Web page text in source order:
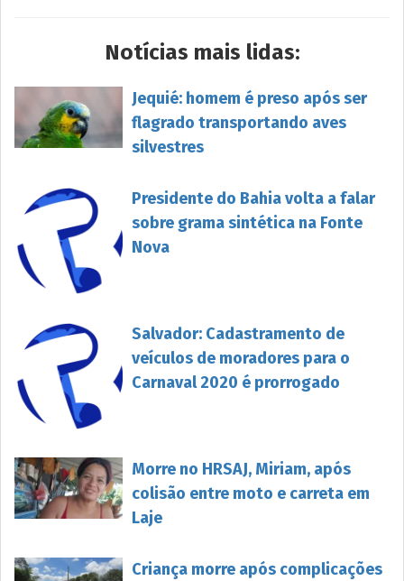
Notícias mais lidas:
Jequié: homem é preso após ser
flagrado transportando aves
silvestres
Presidente do Bahia volta a falar
sobre grama sintética na Fonte
Nova
Salvador: Cadastramento de
veículos de moradores para o
Carnaval 2020 é prorrogado
Morre no HRSAJ, Miriam, após
colisão entre moto e carreta em
Laje
Criança morre após complicações